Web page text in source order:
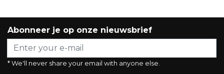
Abonneer je op onze nieuwsbrief
* We'll never share your email with anyone else.